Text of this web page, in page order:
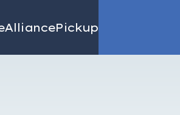
AlliancePickup